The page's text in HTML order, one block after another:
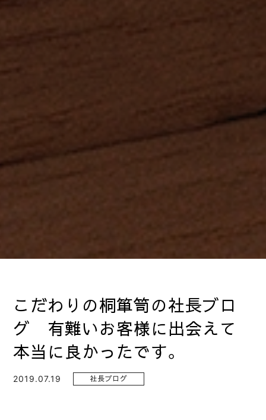
こだわりの桐箪笥の社長ブロ
グ 有難いお客様に出会えて
本当に良かったです。
2019.07.19 社長ブログ